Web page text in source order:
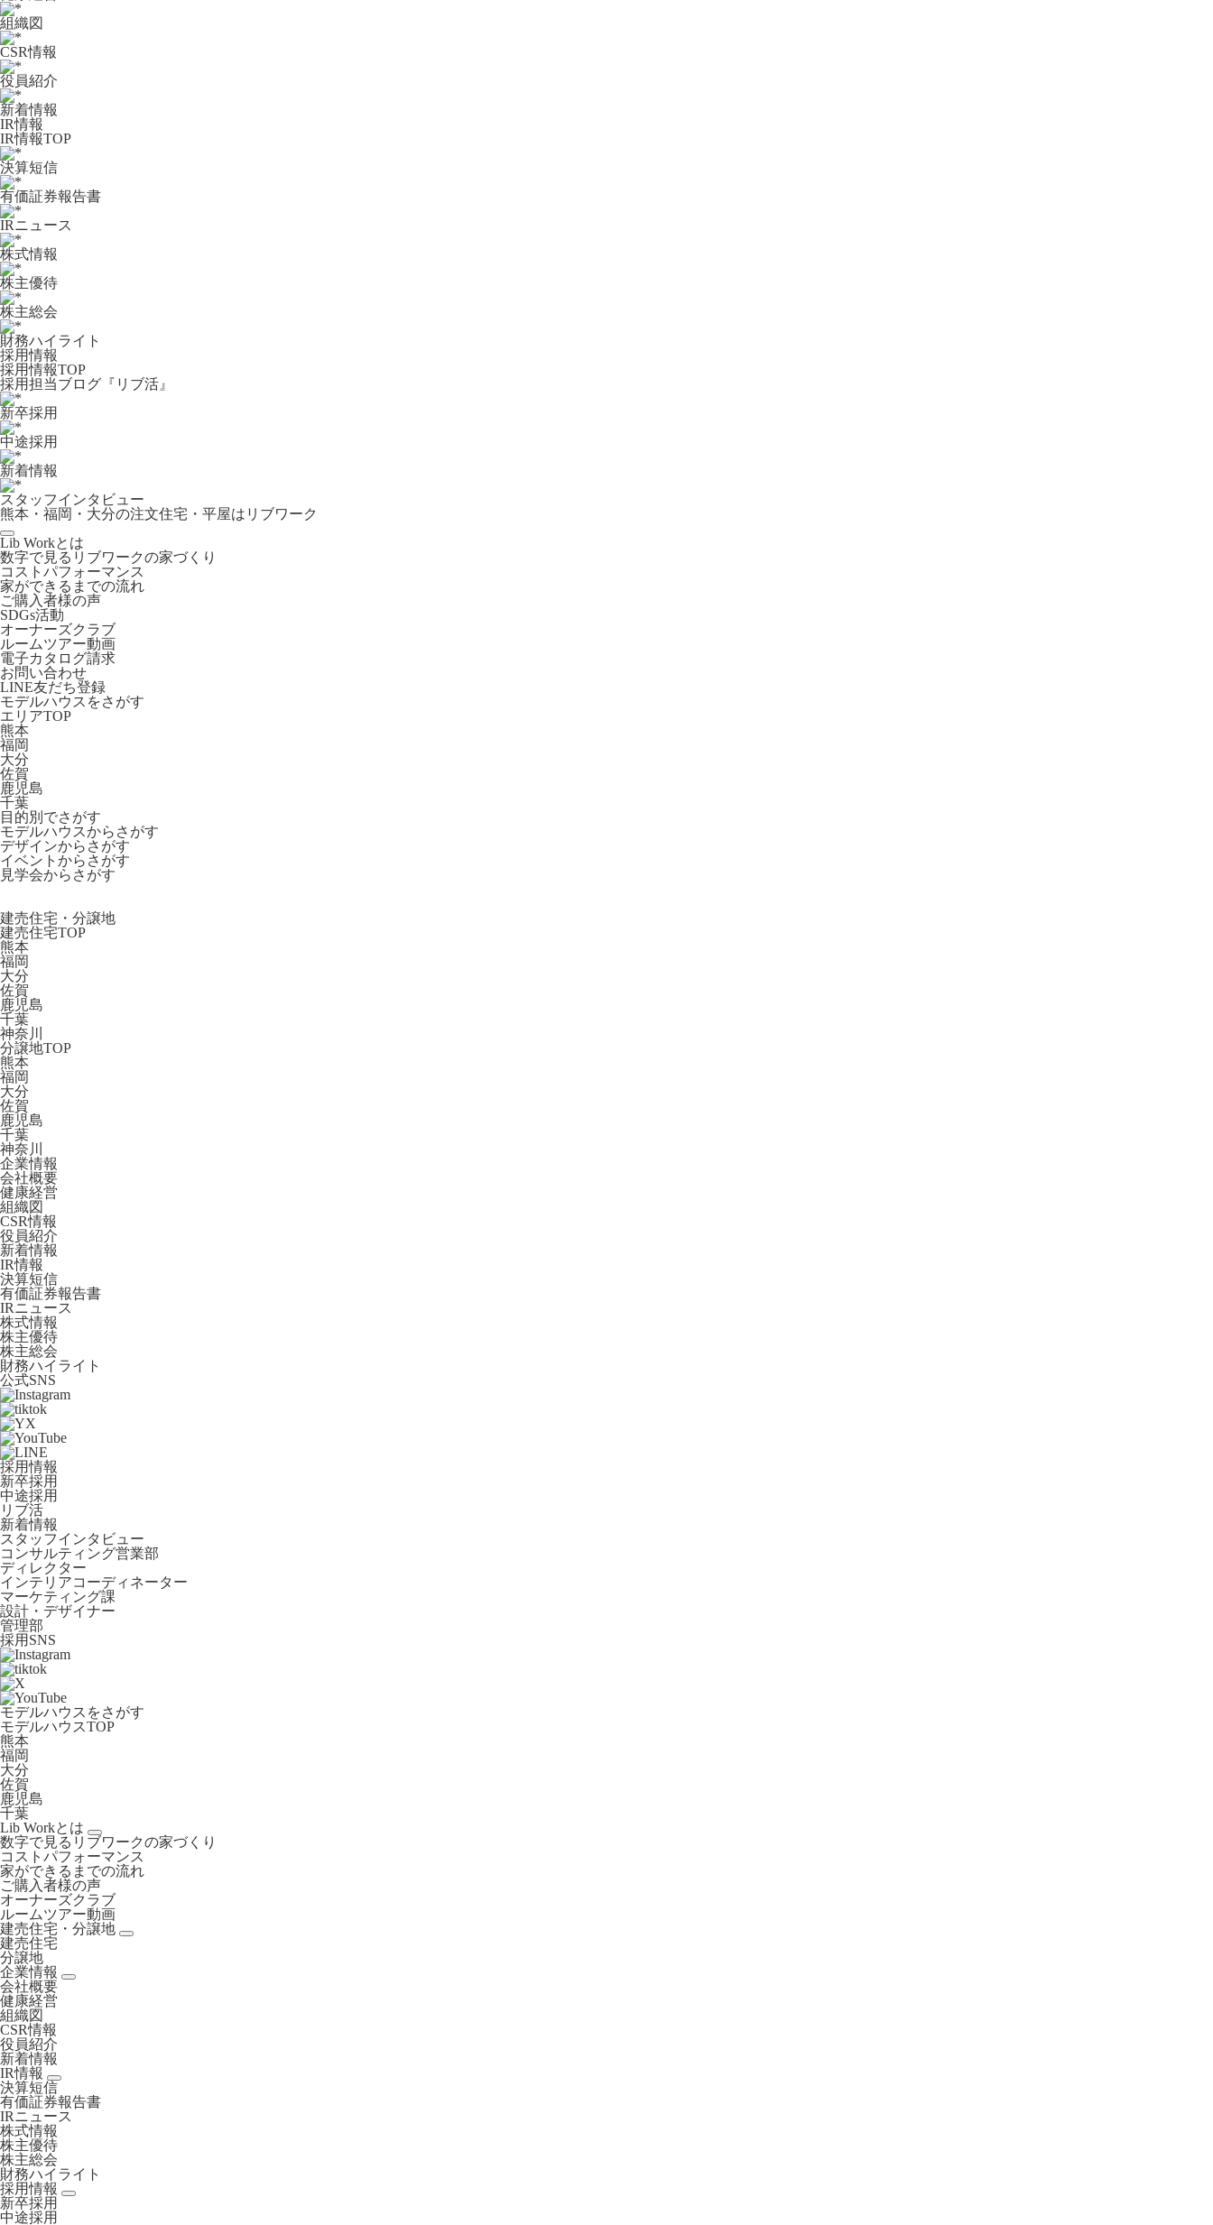
組織図
CSR情報
役員紹介
新着情報
IR情報
IR情報TOP
決算短信
有価証券報告書
IRニュース
株式情報
株主優待
株主総会
財務ハイライト
採用情報
採用情報TOP
採用担当ブログ『リブ活』
新卒採用
中途採用
新着情報
スタッフインタビュー
熊本・福岡・大分の注文住宅・平屋はリブワーク
Lib Workとは
数字で見るリブワークの家づくり
コストパフォーマンス
家ができるまでの流れ
ご購入者様の声
SDGs活動
オーナーズクラブ
ルームツアー動画
電子カタログ請求
お問い合わせ
LINE友だち登録
モデルハウスをさがす
エリアTOP
熊本
福岡
大分
佐賀
鹿児島
千葉
目的別でさがす
モデルハウスからさがす
デザインからさがす
イベントからさがす
見学会からさがす
建売住宅・分譲地
建売住宅TOP
熊本
福岡
大分
佐賀
鹿児島
千葉
神奈川
分譲地TOP
熊本
福岡
大分
佐賀
鹿児島
千葉
神奈川
企業情報
会社概要
健康経営
組織図
CSR情報
役員紹介
新着情報
IR情報
決算短信
有価証券報告書
IRニュース
株式情報
株主優待
株主総会
財務ハイライト
公式SNS
採用情報
新卒採用
中途採用
リブ活
新着情報
スタッフインタビュー
コンサルティング営業部
ディレクター
インテリアコーディネーター
マーケティング課
設計・デザイナー
管理部
採用SNS
モデルハウスをさがす
モデルハウスTOP
熊本
福岡
大分
佐賀
鹿児島
千葉
Lib Workとは
数字で見るリブワークの家づくり
コストパフォーマンス
家ができるまでの流れ
ご購入者様の声
オーナーズクラブ
ルームツアー動画
建売住宅・分譲地
建売住宅
分譲地
企業情報
会社概要
健康経営
組織図
CSR情報
役員紹介
新着情報
IR情報
決算短信
有価証券報告書
IRニュース
株式情報
株主優待
株主総会
財務ハイライト
採用情報
新卒採用
中途採用